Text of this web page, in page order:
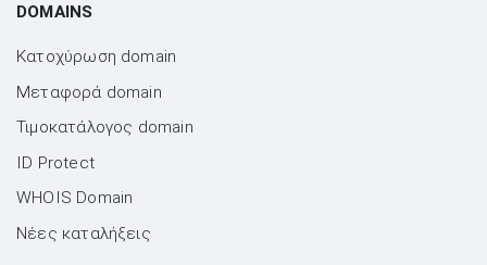
DOMAINS
Κατοχύρωση domain
Μεταφορά domain
Τιμοκατάλογος domain
ID Protect
WHOIS Domain
Νέες καταλήξεις